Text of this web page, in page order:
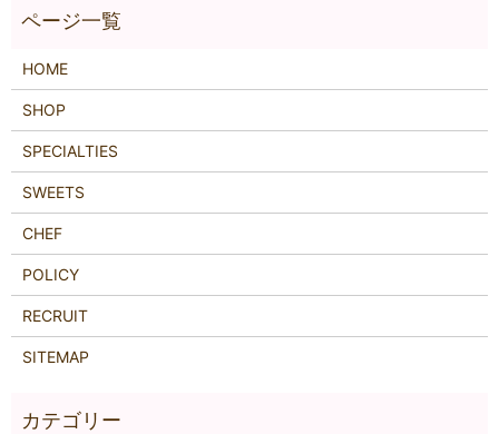
HOME
SHOP
SPECIALTIES
SWEETS
CHEF
POLICY
RECRUIT
SITEMAP